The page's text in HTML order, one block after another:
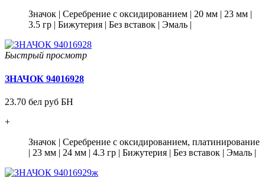
Значок | Серебрение с оксидированием | 20 мм | 23 мм |
3.5 гр | Бижутерия | Без вставок | Эмаль |
Быстрый просмотр
ЗНАЧОК 94016928
23.70 бел руб БН
+
Значок | Серебрение с оксидированием, платинирование
| 23 мм | 24 мм | 4.3 гр | Бижутерия | Без вставок | Эмаль |